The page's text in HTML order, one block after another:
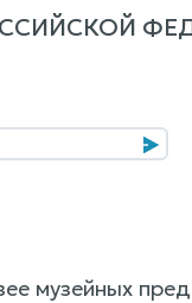
музейных